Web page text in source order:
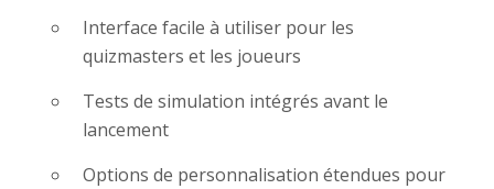
Interface facile à utiliser pour les
quizmasters et les joueurs
Tests de simulation intégrés avant le
lancement
Options de personnalisation étendues pour